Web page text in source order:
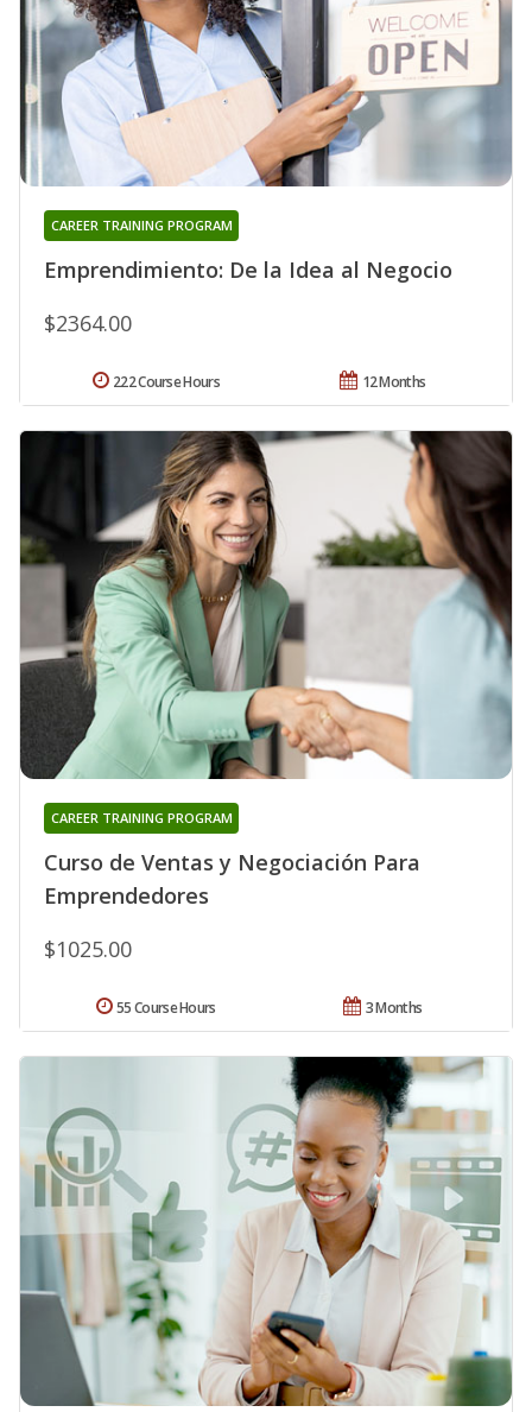
Emprendimiento: De la Idea al Negocio
CAREER TRAINING PROGRAM
$2364.00
12 Months
222 Course Hours
Curso de Ventas y Negociación Para
Emprendedores
CAREER TRAINING PROGRAM
$1025.00
3 Months
55 Course Hours